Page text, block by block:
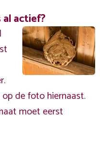
actief?
de foto hiernaast.
moet eerst